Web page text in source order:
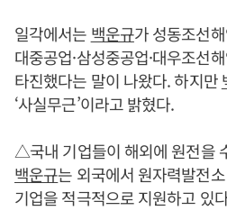
일각에서는 백운규가 성동조선
대중공업·삼성중공업·대우조선
타진했다는 말이 나왔다. 하지만
‘사실무근’이라고 밝혔다.
△국내 기업들이 해외에 원전을
백운규는 외국에서 원자력발전
기업을 적극적으로 지원하고 있